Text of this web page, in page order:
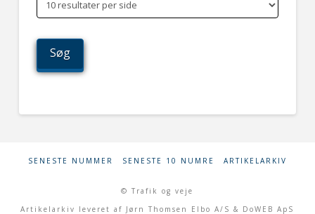
SENESTE NUMMER SENESTE 10 NUMRE ARTIKELARKIV
© Trafik og veje
Artikelarkiv leveret af Jørn Thomsen Elbo A/S & DoWEB ApS